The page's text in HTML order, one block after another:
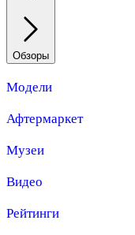
Обзоры
Модели
Афтермаркет
Музеи
Видео
Рейтинги